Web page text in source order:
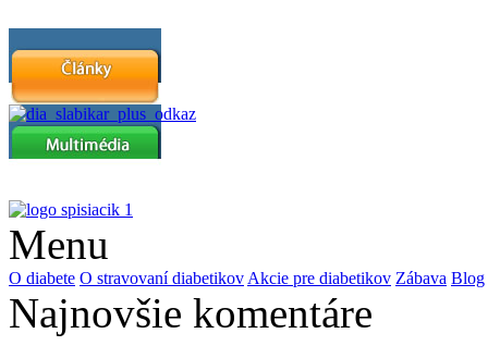
Menu
O diabete O stravovaní diabetikov Akcie pre diabetikov Zábava Blog
Najnovšie komentáre